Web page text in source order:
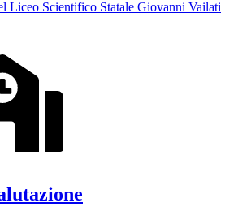
Liceo Scientifico Statale Giovanni Vailati